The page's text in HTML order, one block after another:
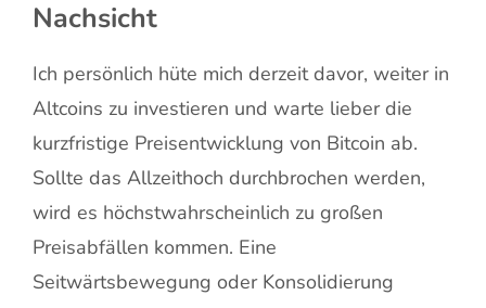
Nachsicht
Ich persönlich hüte mich derzeit davor, weiter in
Altcoins zu investieren und warte lieber die
kurzfristige Preisentwicklung von Bitcoin ab.
Sollte das Allzeithoch durchbrochen werden,
wird es höchstwahrscheinlich zu großen
Preisabfällen kommen. Eine
Seitwärtsbewegung oder Konsolidierung